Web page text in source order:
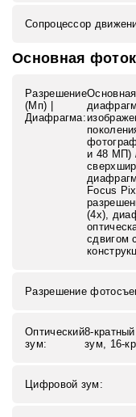
Сопроцессор
Основная
Разрешение
(Мп) |
Диафрагма:
и 48 МП)
Focus
(4x),
сдвигом
Разрешение
Оптический
зум:
8-
зум, 16-
Цифровой зум: